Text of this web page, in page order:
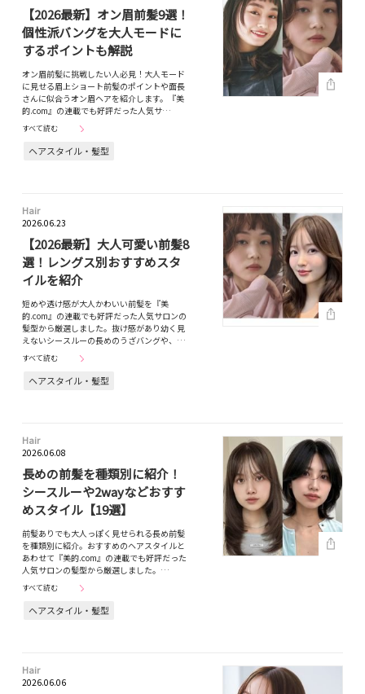
【2026最新】オン眉前髪9選！
個性派バングを大人モードに
するポイントも解説
オン眉前髪に挑戦したい人必見！大人モード
に見せる眉上ショート前髪のポイントや面長
さんに似合うオン眉ヘアを紹介します。『美
的.com』の連載でも好評だった人気サ…
すべて読む
ヘアスタイル・髪型
Hair
2026.06.23
【2026最新】大人可愛い前髪8
選！レングス別おすすめスタ
イルを紹介
短めや透け感が大人かわいい前髪を『美
的.com』の連載でも好評だった人気サロンの
髪型から厳選しました。抜け感があり幼く見
えないシースルーの長めのうざバングや、…
すべて読む
ヘアスタイル・髪型
Hair
2026.06.08
長めの前髪を種類別に紹介！
シースルーや2wayなどおすす
めスタイル【19選】
前髪ありでも大人っぽく見せられる長め前髪
を種類別に紹介。おすすめのヘアスタイルと
あわせて『美的.com』の連載でも好評だった
人気サロンの髪型から厳選しました。…
すべて読む
ヘアスタイル・髪型
Hair
2026.06.06